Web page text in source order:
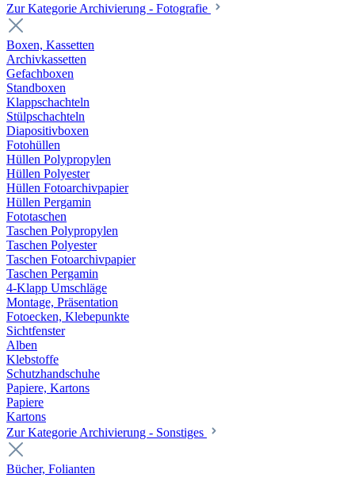
Zur Kategorie Archivierung - Fotografie
Boxen, Kassetten
Archivkassetten
Gefachboxen
Standboxen
Klappschachteln
Stülpschachteln
Diapositivboxen
Fotohüllen
Hüllen Polypropylen
Hüllen Polyester
Hüllen Fotoarchivpapier
Hüllen Pergamin
Fototaschen
Taschen Polypropylen
Taschen Polyester
Taschen Fotoarchivpapier
Taschen Pergamin
4-Klapp Umschläge
Montage, Präsentation
Fotoecken, Klebepunkte
Sichtfenster
Alben
Klebstoffe
Schutzhandschuhe
Papiere, Kartons
Papiere
Kartons
Zur Kategorie Archivierung - Sonstiges
Bücher, Folianten